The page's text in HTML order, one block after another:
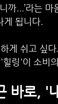
까...’라는
됩니다.
게 쉬고 싶
링'이 소비
바로, '